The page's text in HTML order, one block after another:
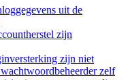
uit de
zijn
zijn niet
zelf